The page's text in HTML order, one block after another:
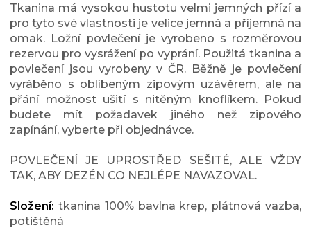
Tkanina má vysokou hustotu velmi jemných přízí a
pro tyto své vlastnosti je velice jemná a příjemná na
omak. Ložní povlečení je vyrobeno s rozměrovou
rezervou pro vysrážení po vyprání. Použitá tkanina a
povlečení jsou vyrobeny v ČR. Běžně je povlečení
vyráběno s oblíbeným zipovým uzávěrem, ale na
přání možnost ušití s nitěným knoflíkem. Pokud
budete mít požadavek jiného než zipového
zapínání, vyberte při objednávce.
POVLEČENÍ JE UPROSTŘED SEŠITÉ, ALE VŽDY
TAK, ABY DEZÉN CO NEJLÉPE NAVAZOVAL.
Složení: tkanina 100% bavlna krep, plátnová vazba,
potištěná